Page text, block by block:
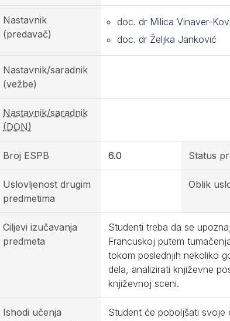
Nastavnik
(predavač)
doc. dr Milica Vinaver-
doc. dr Željka Janković
Nastavnik/saradnik
(vežbe)
Nastavnik/saradnik
(DON)
Broj ESPB 6.0 Status
Uslovljenost drugim
predmetima
Oblik
Ciljevi izučavanja
predmeta
Studenti treba da se
Francuskoj putem
tokom poslednjih nekoliko
dela, analizirati književne
književnoj sceni.
Ishodi učenja
Student će poboljšati svoje